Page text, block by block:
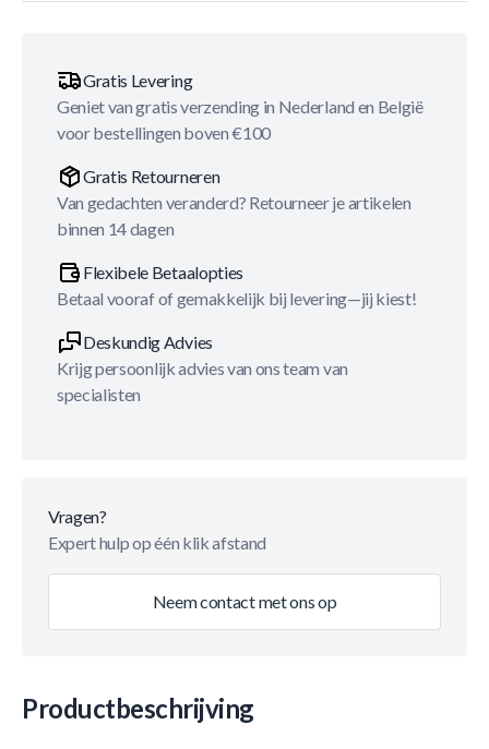
Gratis Levering
Geniet van gratis verzending in Nederland en België
voor bestellingen boven €100
Gratis Retourneren
Van gedachten veranderd? Retourneer je artikelen
binnen 14 dagen
Flexibele Betaalopties
Betaal vooraf of gemakkelijk bij levering—jij kiest!
Deskundig Advies
Krijg persoonlijk advies van ons team van
specialisten
Vragen?
Expert hulp op één klik afstand
Neem contact met ons op
Productbeschrijving